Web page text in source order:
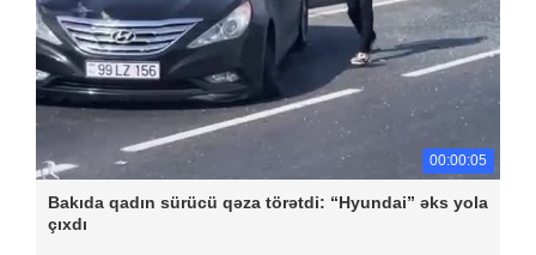
00:00:05
Bakıda qadın sürücü qəza törətdi: “Hyundai” əks yola
çıxdı